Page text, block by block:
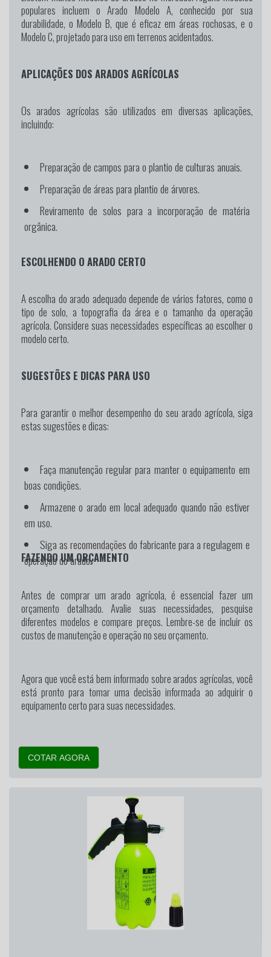
populares incluem o Arado Modelo A, conhecido por sua
durabilidade, o Modelo B, que é eficaz em áreas rochosas, e o
Modelo C, projetado para uso em terrenos acidentados.
APLICAÇÕES DOS ARADOS AGRÍCOLAS
Os arados agrícolas são utilizados em diversas aplicações,
incluindo:
Preparação de campos para o plantio de culturas anuais.
Preparação de áreas para plantio de árvores.
Reviramento de solos para a incorporação de matéria
orgânica.
ESCOLHENDO O ARADO CERTO
A escolha do arado adequado depende de vários fatores, como o
tipo de solo, a topografia da área e o tamanho da operação
agrícola. Considere suas necessidades específicas ao escolher o
modelo certo.
SUGESTÕES E DICAS PARA USO
Para garantir o melhor desempenho do seu arado agrícola, siga
estas sugestões e dicas:
Faça manutenção regular para manter o equipamento em
boas condições.
Armazene o arado em local adequado quando não estiver
em uso.
Siga as recomendações do fabricante para a regulagem e
operação do arado.
FAZENDO UM ORÇAMENTO
Antes de comprar um arado agrícola, é essencial fazer um
orçamento detalhado. Avalie suas necessidades, pesquise
diferentes modelos e compare preços. Lembre-se de incluir os
custos de manutenção e operação no seu orçamento.
Agora que você está bem informado sobre arados agrícolas, você
está pronto para tomar uma decisão informada ao adquirir o
equipamento certo para suas necessidades.
COTAR AGORA